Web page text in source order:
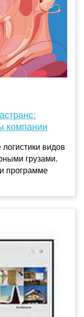
компании
видов
грузами.
программе